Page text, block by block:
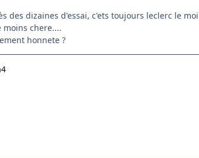
des dizaines d'essai, c'ets toujours leclerc le
chere....
honnete ?